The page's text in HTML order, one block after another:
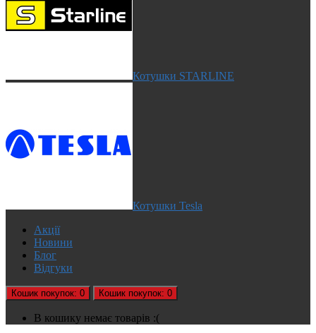
Котушки STARLINE
Котушки Tesla
Акції
Новини
Блог
Відгуки
Кошик покупок: 0 Кошик покупок: 0
В кошику немає товарів :(